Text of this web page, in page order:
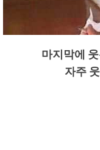
마지막에
자주